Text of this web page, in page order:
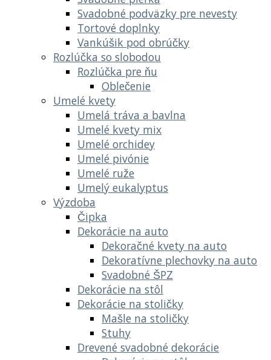
Svadobné podväzky pre nevesty
Tortové doplnky
Vankúšik pod obrúčky
Rozlúčka so slobodou
Rozlúčka pre ňu
Oblečenie
Umelé kvety
Umelá tráva a bavlna
Umelé kvety mix
Umelé orchidey
Umelé pivónie
Umelé ruže
Umelý eukalyptus
Výzdoba
Čipka
Dekorácie na auto
Dekoračné kvety na auto
Dekoratívne plechovky na auto
Svadobné ŠPZ
Dekorácie na stôl
Dekorácie na stoličky
Mašle na stoličky
Stuhy
Drevené svadobné dekorácie